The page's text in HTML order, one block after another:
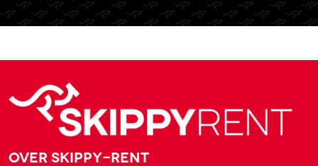
Over Skippy-rent